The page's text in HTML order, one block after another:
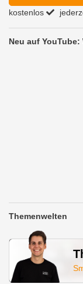
kostenlos
Neu auf
Themenwelten